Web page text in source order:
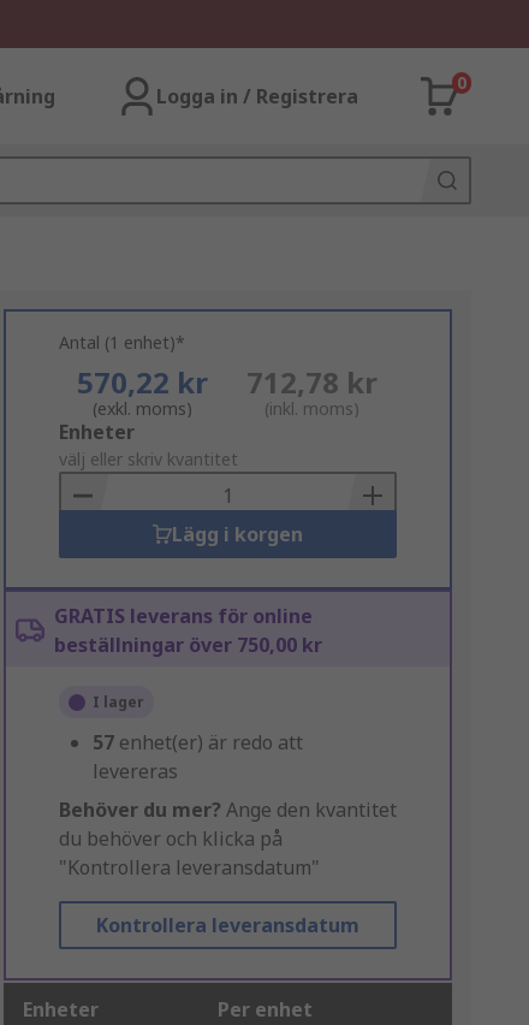
Logga in / Registrera
0
Antal (1 enhet)*
570,22 kr
(exkl. moms)
712,78 kr
(inkl. moms)
Add
to
Basket
Enheter
välj eller skriv kvantitet
Lägg i korgen
GRATIS leverans för online
beställningar över 750,00 kr
I lager
57 enhet(er) är redo att
levereras
Behöver du mer? Ange den kvantitet
du behöver och klicka på
"Kontrollera leveransdatum"
Kontrollera leveransdatum
Enheter Per enhet